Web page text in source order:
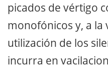
picados de vértigo
monofónicos y, a la
utilización de los
incurra en